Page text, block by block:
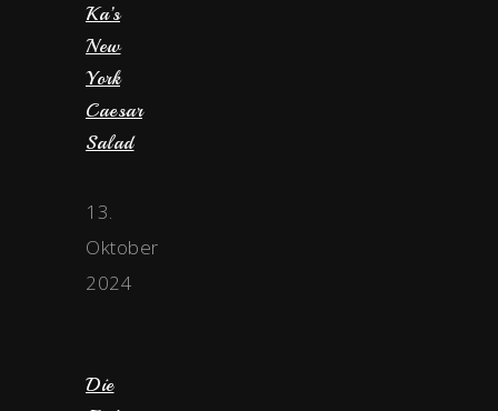
Ka’s
New
York
Caesar
Salad
13.
Oktober
2024
Die